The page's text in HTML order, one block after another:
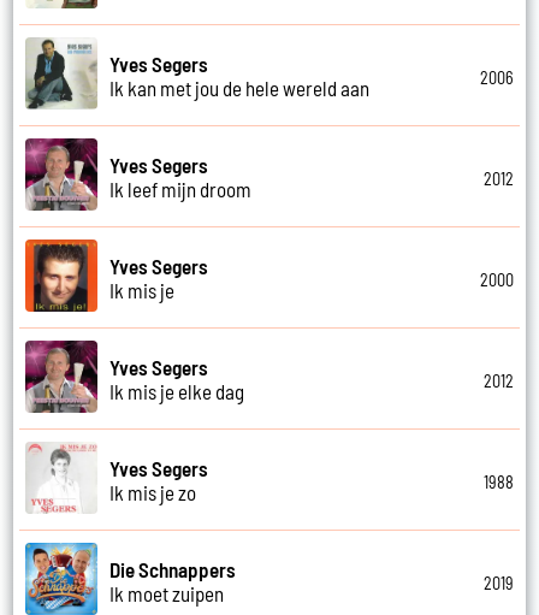
Yves Segers
Ik kan met jou de hele wereld aan
2006
Yves Segers
Ik leef mijn droom
2012
Yves Segers
Ik mis je
2000
Yves Segers
Ik mis je elke dag
2012
Yves Segers
Ik mis je zo
1988
Die Schnappers
Ik moet zuipen
2019